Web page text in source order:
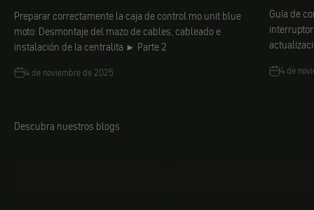
Preparar correctamente la caja de control mo.unit blue
moto: Desmontaje del mazo de cables, cableado e
instalación de la centralita ► Parte 2
4 de noviembre de 2025
Guía de
4 de
Descubra nuestros blogs